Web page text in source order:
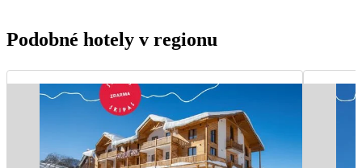
Podobné hotely v regionu